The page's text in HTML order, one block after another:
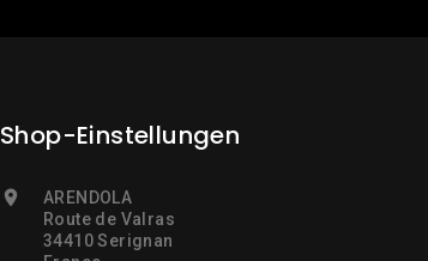
Shop-Einstellungen

ARENDOLA
Route de Valras
34410 Serignan